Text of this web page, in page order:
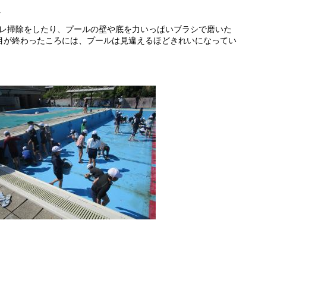
掃除をしたり、プールの壁や底を力いっぱいブラシで磨いた
終わったころには、プールは見違えるほどきれいになってい